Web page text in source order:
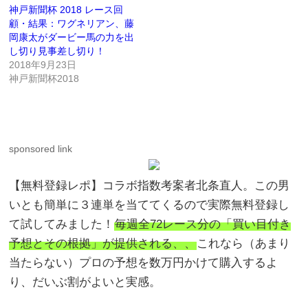
神戸新聞杯 2018 レース回
顧・結果：ワグネリアン、藤
岡康太がダービー馬の力を出
し切り見事差し切り！
2018年9月23日
神戸新聞杯2018
sponsored link
【無料登録レポ】コラボ指数考案者北条直人。この男
いとも簡単に３連単を当ててくるので実際無料登録し
て試してみました！毎週全72レース分の「買い目付き
予想とその根拠」が提供される、、これなら（あまり
当たらない）プロの予想を数万円かけて購入するよ
り、だいぶ割がよいと実感。